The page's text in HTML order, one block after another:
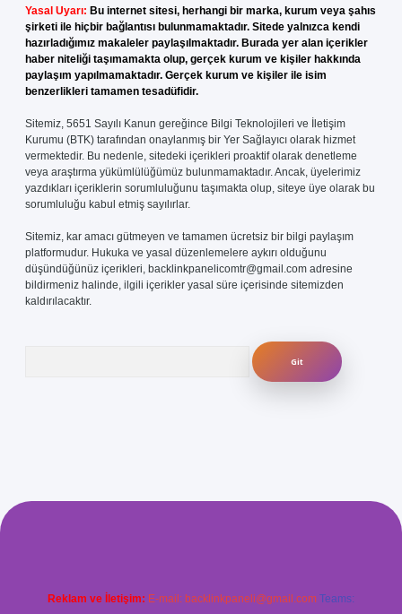
Yasal Uyarı: Bu internet sitesi, herhangi bir marka, kurum veya şahıs
şirketi ile hiçbir bağlantısı bulunmamaktadır. Sitede yalnızca kendi
hazırladığımız makaleler paylaşılmaktadır. Burada yer alan içerikler
haber niteliği taşımamakta olup, gerçek kurum ve kişiler hakkında
paylaşım yapılmamaktadır. Gerçek kurum ve kişiler ile isim
benzerlikleri tamamen tesadüfidir.
Sitemiz, 5651 Sayılı Kanun gereğince Bilgi Teknolojileri ve İletişim
Kurumu (BTK) tarafından onaylanmış bir Yer Sağlayıcı olarak hizmet
vermektedir. Bu nedenle, sitedeki içerikleri proaktif olarak denetleme
veya araştırma yükümlülüğümüz bulunmamaktadır. Ancak, üyelerimiz
yazdıkları içeriklerin sorumluluğunu taşımakta olup, siteye üye olarak bu
sorumluluğu kabul etmiş sayılırlar.
Sitemiz, kar amacı gütmeyen ve tamamen ücretsiz bir bilgi paylaşım
platformudur. Hukuka ve yasal düzenlemelere aykırı olduğunu
düşündüğünüz içerikleri, backlinkpanelicomtr@gmail.com adresine
bildirmeniz halinde, ilgili içerikler yasal süre içerisinde sitemizden
kaldırılacaktır.
Reklam ve İletişim: E-mail: backlinkpaneli@gmail.com Teams: